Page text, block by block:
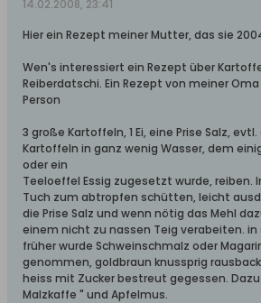
14.02.2008, 23:41
Hier ein Rezept meiner Mutter, das sie
Wen's interessiert ein Rezept über
Reiberdatschi. Ein Rezept von meiner
Person
3 große Kartoffeln, 1 Ei, eine Prise Salz,
Kartoffeln in ganz wenig Wasser, dem
oder ein
Teeloeffel Essig zugesetzt wurde, reiben.
Tuch zum abtropfen schütten, leicht
die Prise Salz und wenn nötig das Mehl
einem nicht zu nassen Teig verabeiten.
früher wurde Schweinschmalz oder
genommen, goldbraun knussprig
heiss mit Zucker bestreut gegessen.
Malzkaffe " und Apfelmus.